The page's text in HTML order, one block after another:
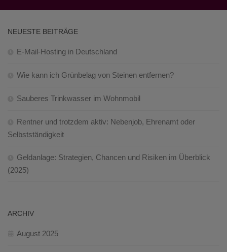
NEUESTE BEITRÄGE
E-Mail-Hosting in Deutschland
Wie kann ich Grünbelag von Steinen entfernen?
Sauberes Trinkwasser im Wohnmobil
Rentner und trotzdem aktiv: Nebenjob, Ehrenamt oder
Selbstständigkeit
Geldanlage: Strategien, Chancen und Risiken im Überblick
(2025)
ARCHIV
August 2025